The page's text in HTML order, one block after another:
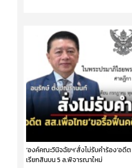
‘องค์คณะวินิจฉัยฯ’สั่งไม่รับคำร้อง‘อดี
เรียกสินบน 5 ล.พิจารณาใหม่